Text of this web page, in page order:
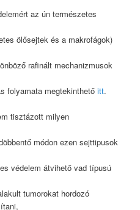
az ún természetes
ölősejtek és a makrofágok)
rafinált mechanizmusok
folyamata megtekinthetőitt.
tisztázott milyen
módon ezen sejttipusok
védelem átvihető vad típusú
tumorokat hordozó